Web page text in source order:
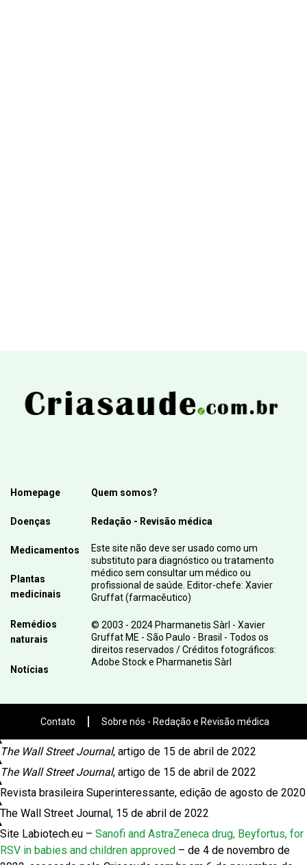
Homepage
Doenças
Medicamentos
Plantas
medicinais
Remédios
naturais
Notícias
Quem somos?
Redação - Revisão médica
Este site não deve ser usado como um
substituto para diagnóstico ou tratamento
médico sem consultar um médico ou
profissional de saúde. Editor-chefe: Xavier
Gruffat (farmacêutico)
© 2003 - 2024 Pharmanetis Sàrl - Xavier
Gruffat ME - São Paulo - Brasil - Todos os
direitos reservados / Créditos fotográficos:
Adobe Stock e Pharmanetis Sàrl
Contato Sobre nós - Redação e Revisão médica
The Wall Street Journal, artigo de 15 de abril de 2022
The Wall Street Journal, artigo de 15 de abril de 2022
Revista brasileira Superinteressante, edição de agosto de 2020
The Wall Street Journal, 15 de abril de 2022
Site Labiotech.eu – Sanofi and AstraZeneca drug, Beyfortus, for
RSV in babies and children approved – de 4 de novembro de